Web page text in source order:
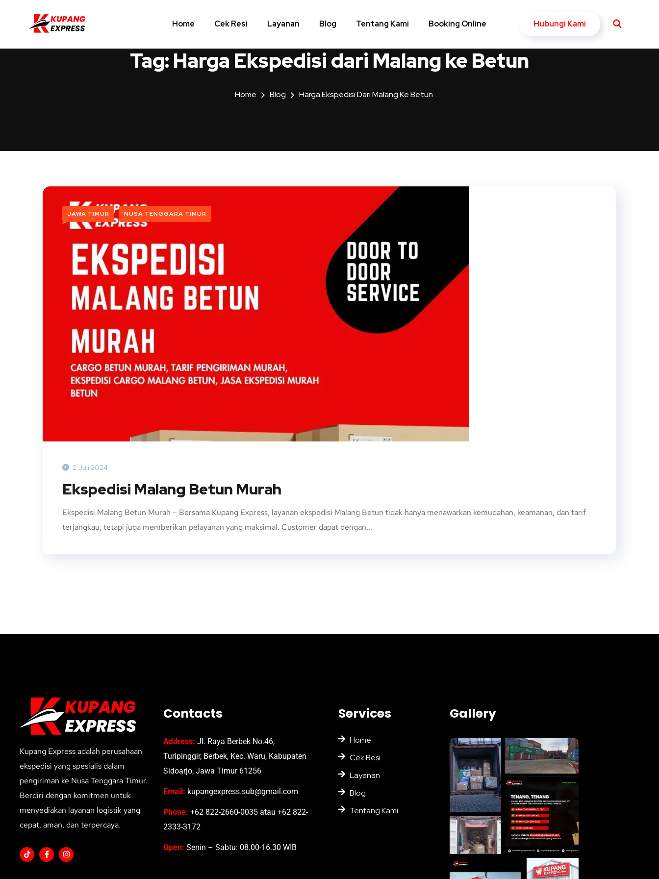
Home Cek Resi Layanan Blog Tentang Kami Booking Online Hubungi Kami
Tag: Harga Ekspedisi dari Malang ke Betun
Home Blog Harga Ekspedisi Dari Malang Ke Betun
JAWA TIMUR NUSA TENGGARA TIMUR
2 Juli 2024
Ekspedisi Malang Betun Murah
Ekspedisi Malang Betun Murah – Bersama Kupang Express, layanan ekspedisi Malang Betun tidak hanya menawarkan kemudahan, keamanan, dan tarif
terjangkau, tetapi juga memberikan pelayanan yang maksimal. Customer dapat dengan...
Kupang Express adalah perusahaan
ekspedisi yang spesialis dalam
pengiriman ke Nusa Tenggara Timur.
Berdiri dengan komitmen untuk
menyediakan layanan logistik yang
cepat, aman, dan terpercaya.
Contacts
Address: Jl. Raya Berbek No.46,
Turipinggir, Berbek, Kec. Waru, Kabupaten
Sidoarjo, Jawa Timur 61256
Email: kupangexpress.sub@gmail.com
Phone: +62 822-2660-0035 atau +62 822-
2333-3172
Open: Senin – Sabtu: 08.00-16.30 WIB
Services
Home
Cek Resi
Layanan
Blog
Tentang Kami
Gallery